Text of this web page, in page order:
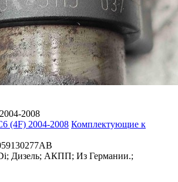
2008
(4F) 2004-2008 Комплектующие к
Дизель; АКПП; Из Германии.;